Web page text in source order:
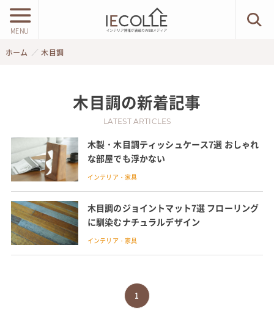
MENU
ホーム 木目調
木目調の新着記事
LATEST ARTICLES
木製・木目調ティッシュケース7選 おしゃれ
な部屋でも浮かない
インテリア・家具
木目調のジョイントマット7選 フローリング
に馴染むナチュラルデザイン
インテリア・家具
1